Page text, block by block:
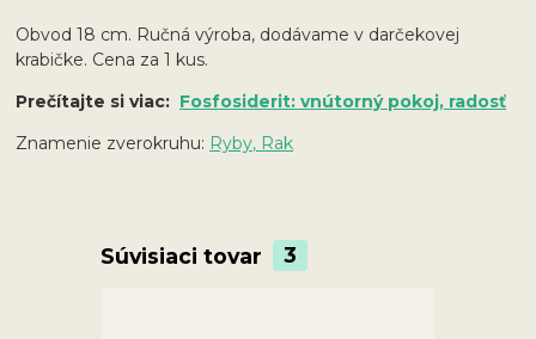
Obvod 18 cm. Ručná výroba, dodávame v darčekovej
krabičke. Cena za 1 kus.
Prečítajte si viac: Fosfosiderit: vnútorný pokoj, radosť
Znamenie zverokruhu: Ryby, Rak
Súvisiaci tovar 3